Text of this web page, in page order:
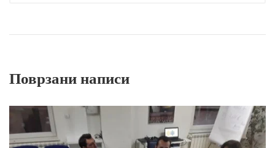
Поврзани написи